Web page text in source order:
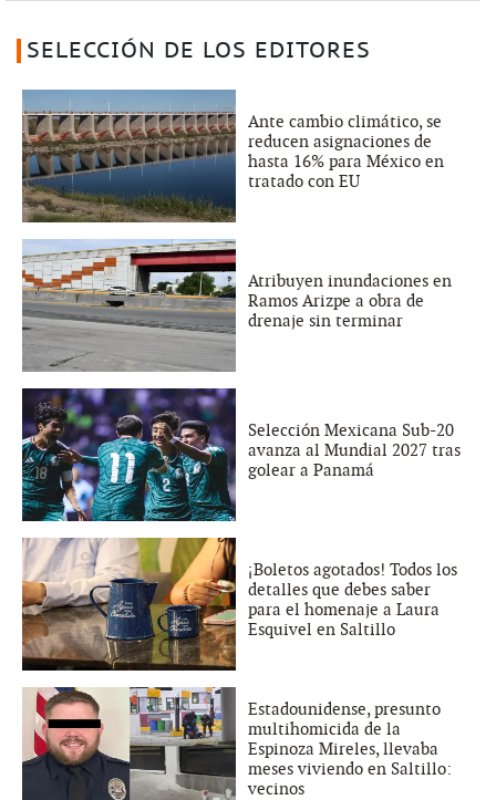
SELECCIÓN DE LOS EDITORES
Ante cambio climático, se
reducen asignaciones de
hasta 16% para México en
tratado con EU
Atribuyen inundaciones en
Ramos Arizpe a obra de
drenaje sin terminar
Selección Mexicana Sub-20
avanza al Mundial 2027 tras
golear a Panamá
¡Boletos agotados! Todos los
detalles que debes saber
para el homenaje a Laura
Esquivel en Saltillo
Estadounidense, presunto
multihomicida de la
Espinoza Mireles, llevaba
meses viviendo en Saltillo:
vecinos